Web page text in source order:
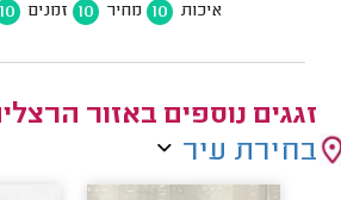
איכות 10 מחיר 10 זמנים 10
זגגים נוספים באזור
בחירת עיר